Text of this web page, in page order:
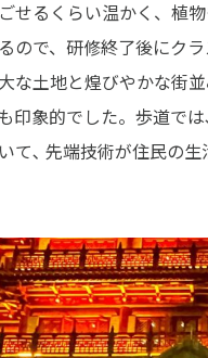
せるくらい温かく、植
ので、研修終了後にク
な土地と煌びやかな街
印象的でした。歩道で
て､ 先端技術が住民の